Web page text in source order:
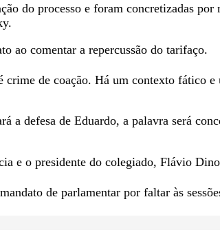
do processo e foram concretizadas
ao comentar a repercussão do tarifaço.
de coação. Há um contexto fático
a defesa de Eduardo, a palavra será
e o presidente do colegiado, Flávio
de parlamentar por faltar às